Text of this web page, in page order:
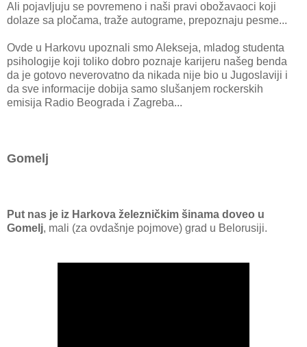
Ali pojavljuju se povremeno i naši pravi obožavaoci koji
dolaze sa pločama, traže autograme, prepoznaju pesme...
Ovde u Harkovu upoznali smo Alekseja, mladog studenta
psihologije koji toliko dobro poznaje karijeru našeg benda
da je gotovo neverovatno da nikada nije bio u Jugoslaviji i
da sve informacije dobija samo slušanjem rockerskih
emisija Radio Beograda i Zagreba...
Gomelj
Put nas je iz Harkova železničkim šinama doveo u
Gomelj, mali (za ovdašnje pojmove) grad u Belorusiji.